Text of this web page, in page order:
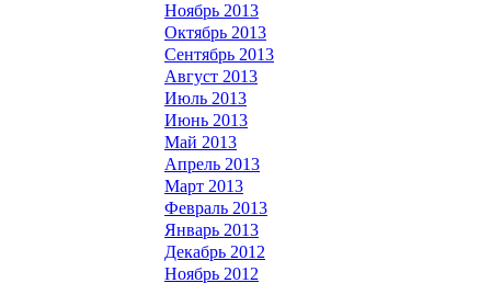
Ноябрь 2013
Октябрь 2013
Сентябрь 2013
Август 2013
Июль 2013
Июнь 2013
Май 2013
Апрель 2013
Март 2013
Февраль 2013
Январь 2013
Декабрь 2012
Ноябрь 2012